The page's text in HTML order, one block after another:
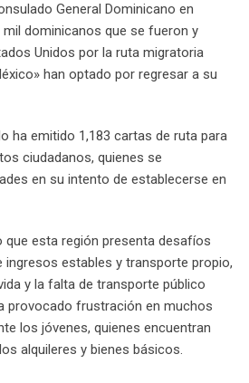
General Dominicano en
mil dominicanos que se fueron y
Unidos por la ruta migratoria
han optado por regresar a su
ha emitido 1,183 cartas de ruta para
ciudadanos, quienes se
en su intento de establecerse en
que esta región presenta desafíos
ingresos estables y transporte propio,
y la falta de transporte público
provocado frustración en muchos
los jóvenes, quienes encuentran
alquileres y bienes básicos.